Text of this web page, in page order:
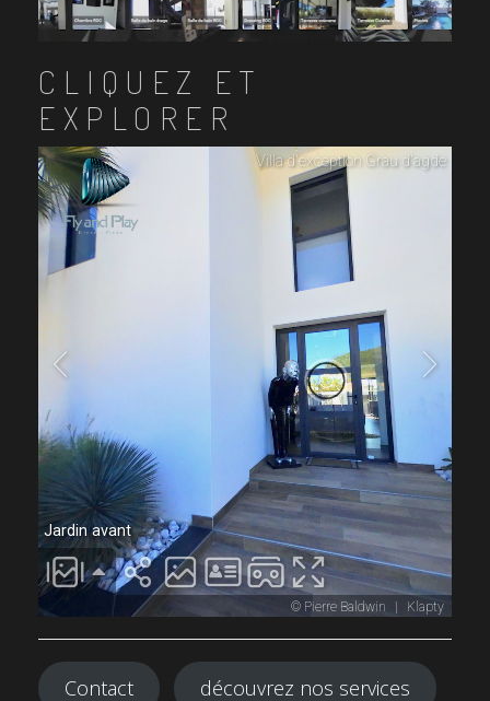
CLIQUEZ ET
EXPLORER
Contact découvrez nos services